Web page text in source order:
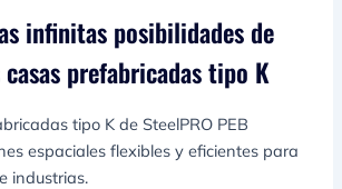
infinitas posibilidades de
prefabricadas tipo K
tipo K de SteelPRO PEB
espaciales flexibles y eficientes para
industrias.